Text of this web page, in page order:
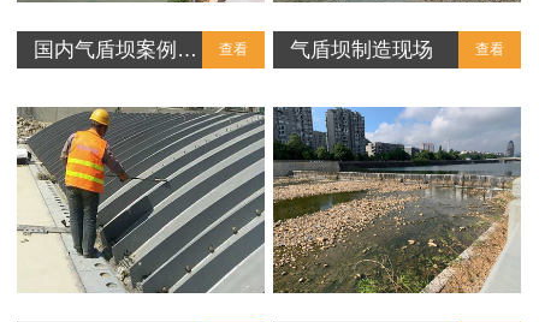
国内气盾坝案例… 查看 气盾坝制造现场 查看